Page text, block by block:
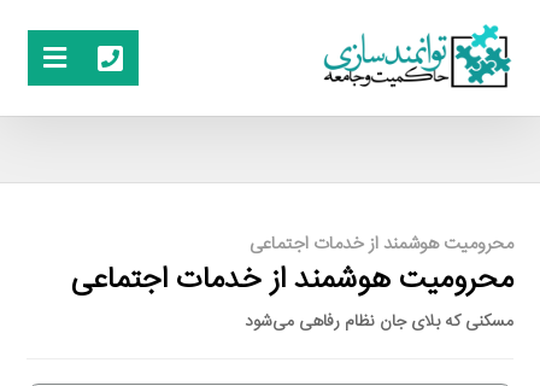
محرومیت هوشمند از خدمات اجتماعی
محرومیت هوشمند از خدمات اجتماعی
مسکنی که بلای جان نظام رفاهی می‌شود